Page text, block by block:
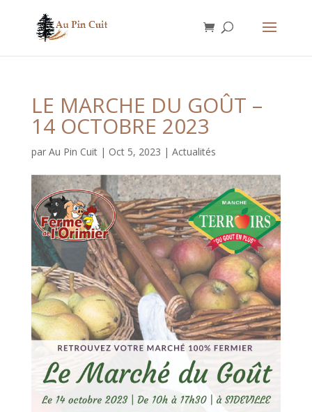
LE MARCHE DU GOÛT –
14 OCTOBRE 2023
par Au Pin Cuit| Oct 5, 2023 | Actualités